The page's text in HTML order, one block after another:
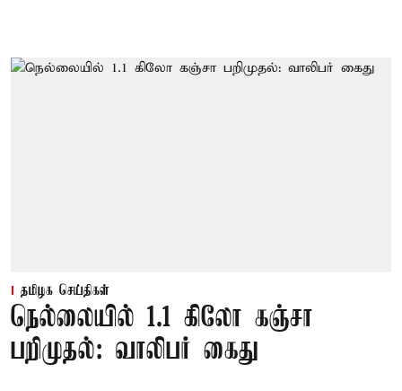
தமிழக செய்திகள்
நெல்லையில் 1.1 கிலோ கஞ்சா
பறிமுதல்: வாலிபர் கைது